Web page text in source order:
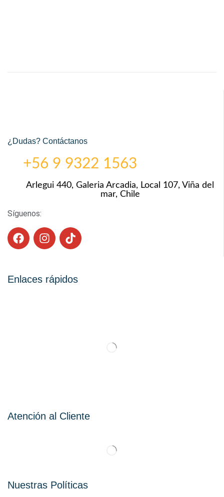
¿Dudas? Contáctanos
+56 9 9322 1563
Arlegui 440, Galeria Arcadia, Local 107, Viña del
mar, Chile
Síguenos:
Enlaces rápidos
Atención al Cliente
Nuestras Políticas